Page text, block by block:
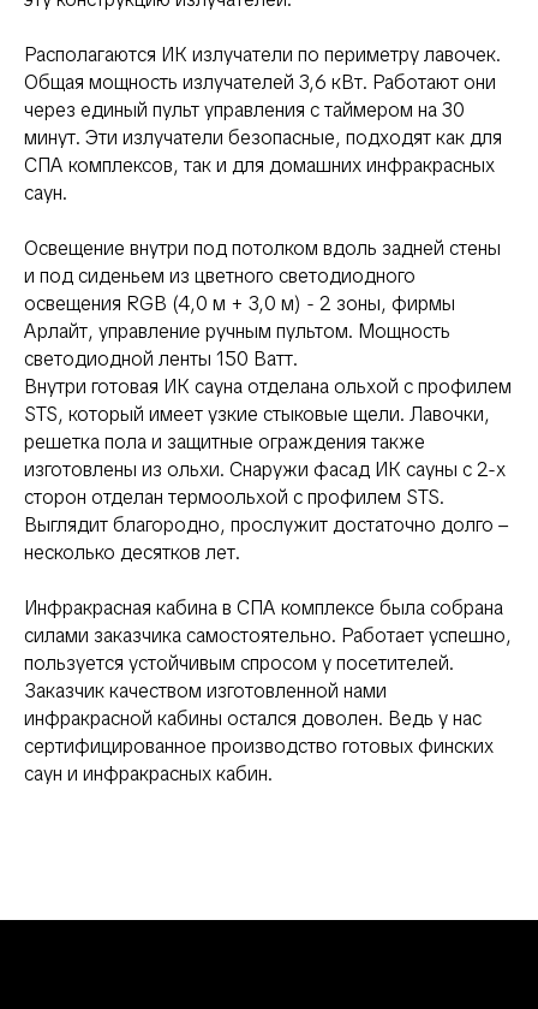
Располагаются ИК излучатели по периметру лавочек.
Общая мощность излучателей 3,6 кВт. Работают они
через единый пульт управления с таймером на 30
минут. Эти излучатели безопасные, подходят как для
СПА комплексов, так и для домашних инфракрасных
саун.
Освещение внутри под потолком вдоль задней стены
и под сиденьем из цветного светодиодного
освещения RGB (4,0 м + 3,0 м) - 2 зоны, фирмы
Арлайт, управление ручным пультом. Мощность
светодиодной ленты 150 Ватт.
Внутри готовая ИК сауна отделана ольхой с профилем
STS, который имеет узкие стыковые щели. Лавочки,
решетка пола и защитные ограждения также
изготовлены из ольхи. Снаружи фасад ИК сауны с 2-х
сторон отделан термоольхой с профилем STS.
Выглядит благородно, прослужит достаточно долго –
несколько десятков лет.
Инфракрасная кабина в СПА комплексе была собрана
силами заказчика самостоятельно. Работает успешно,
пользуется устойчивым спросом у посетителей.
Заказчик качеством изготовленной нами
инфракрасной кабины остался доволен. Ведь у нас
сертифицированное производство готовых финских
саун и инфракрасных кабин.